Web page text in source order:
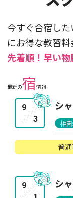
今すぐ合宿し
にお得な教習料
先着順！早い物
最新の宿情報
9
3
シ
相
普
9
シ